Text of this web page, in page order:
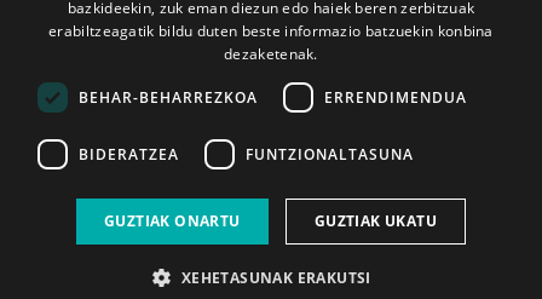
2026ko eka. 1a 2026ko mar. 1a
bazkideekin, zuk eman diezun edo haiek beren zerbitzuak
erabiltzeagatik bildu duten beste informazio batzuekin konbina
dezaketenak.
BEHAR-BEHARREZKOA ERRENDIMENDUA
BIDERATZEA FUNTZIONALTASUNA
GUZTIAK ONARTU GUZTIAK UKATU
XEHETASUNAK ERAKUTSI